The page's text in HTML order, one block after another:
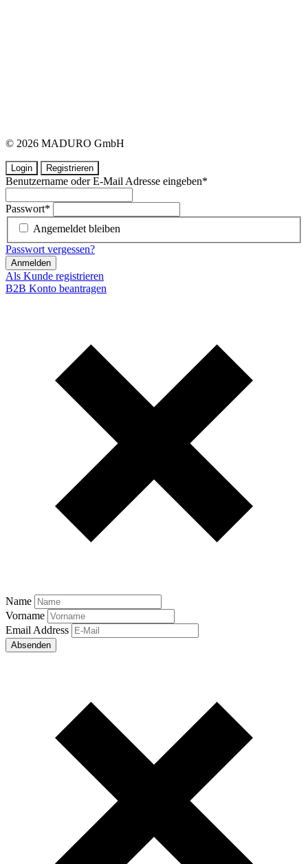
© 2026 MADURO GmbH
Login Registrieren
Benutzername oder E-Mail Adresse eingeben*
Passwort*
Angemeldet bleiben
Passwort vergessen?
Anmelden
Als Kunde registrieren
B2B Konto beantragen
Name
Vorname
Email Address